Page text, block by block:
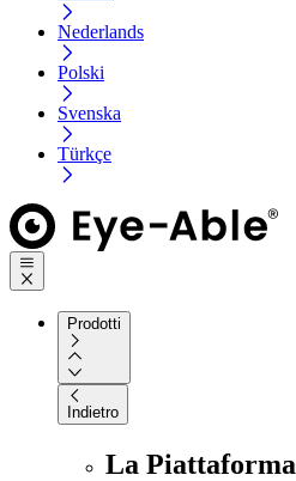
Nederlands
Polski
Svenska
Türkçe
Prodotti
Indietro
La Piattaforma